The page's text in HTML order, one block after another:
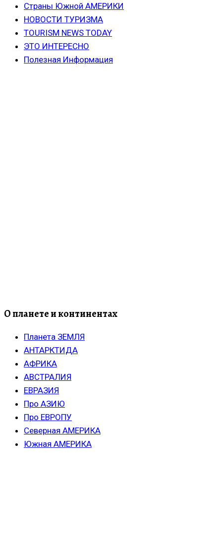
Страны Южной АМЕРИКИ
НОВОСТИ ТУРИЗМА
TOURISM NEWS TODAY
ЭТО ИНТЕРЕСНО
Полезная Информация
О планете и континентах
Планета ЗЕМЛЯ
АНТАРКТИДА
АФРИКА
АВСТРАЛИЯ
ЕВРАЗИЯ
Про АЗИЮ
Про ЕВРОПУ
Северная АМЕРИКА
Южная АМЕРИКА